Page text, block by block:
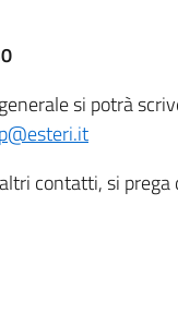
si potrà
contatti, si prega